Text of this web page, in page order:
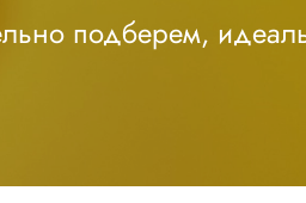
подберем,